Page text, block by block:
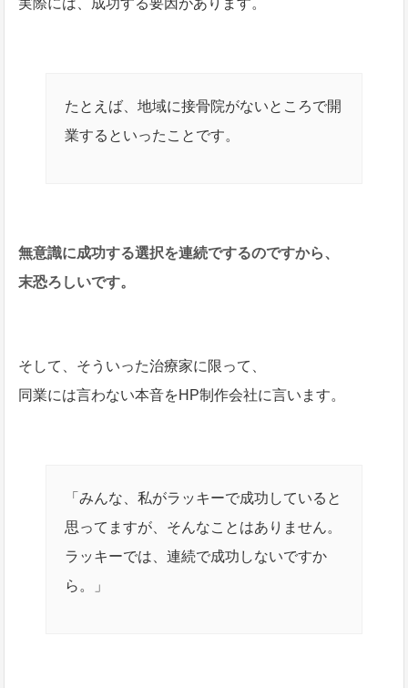
実際には、成功する要因があります。
たとえば、地域に接骨院がないところで開
業するといったことです。
無意識に成功する選択を連続でするのですから、
末恐ろしいです。
そして、そういった治療家に限って、
同業には言わない本音をHP制作会社に言います。
「みんな、私がラッキーで成功していると
思ってますが、そんなことはありません。
ラッキーでは、連続で成功しないですか
ら。」